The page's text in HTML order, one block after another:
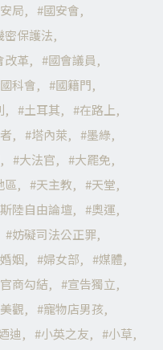
局
國安會
密保護法
改革
國會議員
國科會
國籍門
土耳其
在路上
塔內萊
墨綠
大法官
大罷免
區 天主教
天堂
陸自由論壇
奧運
妨礙司法公正罪
婚姻 婦女部
媒體
官商勾結
宣告獨立
觀
寵物店男孩
迪 小英之友 小草